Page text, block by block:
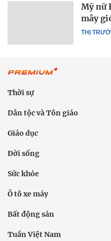
THỊ
Mỹ nữ
mây
Thời sự
Dân tộc và Tôn giáo
Giáo dục
Đời sống
Sức khỏe
Ô tô xe máy
Bất động sản
Tuần Việt Nam